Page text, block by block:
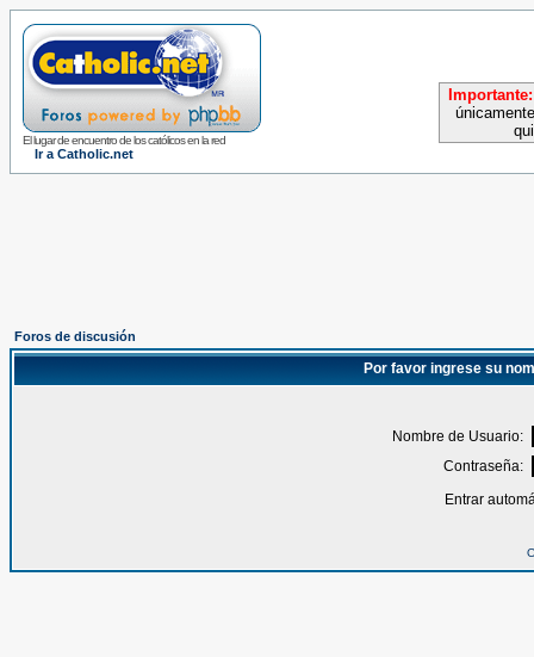
El lugar de encuentro de los católicos en la red
Ir a Catholic.net
Importante:
Foros de discusión
Por favor ingrese su
Nombre de Usuario:
Contraseña:
Entrar